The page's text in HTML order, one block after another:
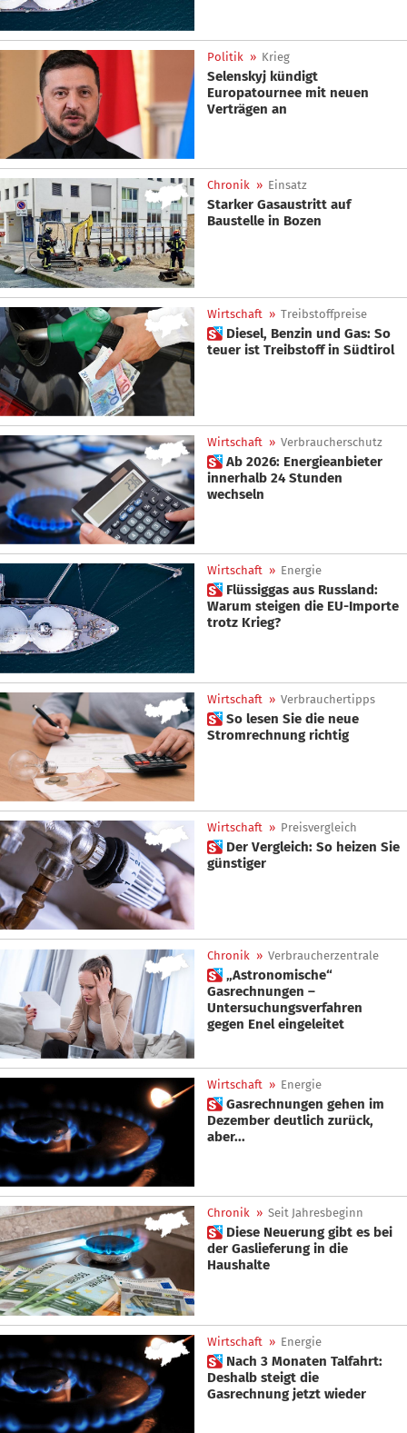
Politik » Krieg
Selenskyj kündigt
Europatournee mit neuen
Verträgen an
Chronik » Einsatz
Starker Gasaustritt auf
Baustelle in Bozen
Wirtschaft » Treibstoffpreise
 Diesel, Benzin und Gas: So
teuer ist Treibstoff in Südtirol
Wirtschaft » Verbraucherschutz
 Ab 2026: Energieanbieter
innerhalb 24 Stunden
wechseln
Wirtschaft » Energie
 Flüssiggas aus Russland:
Warum steigen die EU-Importe
trotz Krieg?
Wirtschaft » Verbrauchertipps
 So lesen Sie die neue
Stromrechnung richtig
Wirtschaft » Preisvergleich
 Der Vergleich: So heizen Sie
günstiger
Chronik » Verbraucherzentrale
 „Astronomische“
Gasrechnungen –
Untersuchungsverfahren
gegen Enel eingeleitet
Wirtschaft » Energie
 Gasrechnungen gehen im
Dezember deutlich zurück,
aber...
Chronik » Seit Jahresbeginn
 Diese Neuerung gibt es bei
der Gaslieferung in die
Haushalte
Wirtschaft » Energie
 Nach 3 Monaten Talfahrt:
Deshalb steigt die
Gasrechnung jetzt wieder